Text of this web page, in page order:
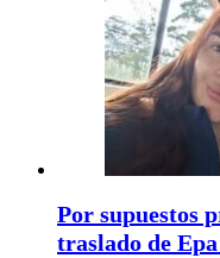
Por supuestos
traslado de